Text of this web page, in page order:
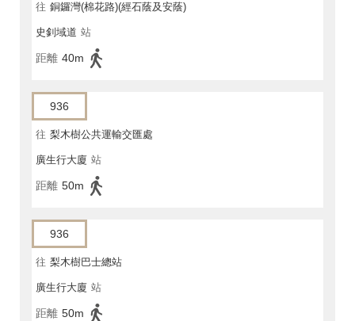
往 銅鑼灣(棉花路)(經石蔭及安蔭)
史釗域道 站
距離 40m
936
往 梨木樹公共運輸交匯處
廣生行大廈 站
距離 50m
936
往 梨木樹巴士總站
廣生行大廈 站
距離 50m